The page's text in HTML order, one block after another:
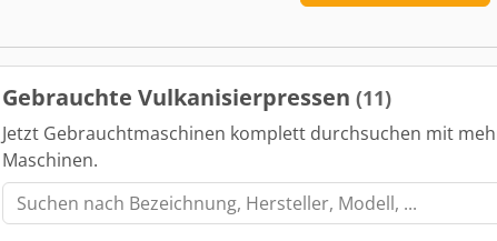
Gebrauchte Vulkanisierpressen (11)
Jetzt Gebrauchtmaschinen komplett durchsuchen mit
Maschinen.